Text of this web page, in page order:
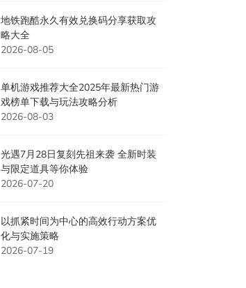
地铁跑酷永久有效兑换码分享获取攻
略大全
2026-08-05
单机游戏推荐大全2025年最新热门游
戏榜单下载与玩法攻略分析
2026-08-03
光遇7月28日复刻先祖来袭 全新时装
与限定道具等你体验
2026-07-20
以抓紧时间为中心的高效行动方案优
化与实施策略
2026-07-19